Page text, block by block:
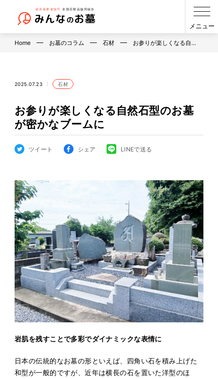
メニュー
Home お墓のコラム 石材 お参りが楽しくなる自…
2025.07.23 石材
お参りが楽しくなる自然石型のお墓
が密かなブームに
ツイート シェア LINEで送る
岩肌を残すことで多彩でダイナミックな表情に
日本の伝統的なお墓の形といえば、四角い石を積み上げた
和型が一般的ですが、近年は横長の石を置いた洋型のほ